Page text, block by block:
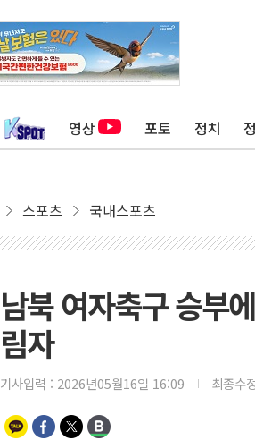
영상 포토 정치
스포츠 국내스포츠
남북 여자축구 승부
림자
기사입력 : 2026년05월16일 16:09 최종수